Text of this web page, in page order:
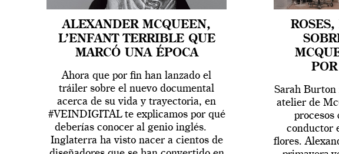
ALEXANDER MCQUEEN,
L’ENFANT TERRIBLE QUE
MARCÓ UNA ÉPOCA
Ahora que por fin han lanzado el
tráiler sobre el nuevo documental
acerca de su vida y trayectoria, en
#VEINDIGITAL te explicamos por qué
deberías conocer al genio inglés.
Inglaterra ha visto nacer a cientos de
Sarah Burton
atelier de
procesos
conductor
flores.